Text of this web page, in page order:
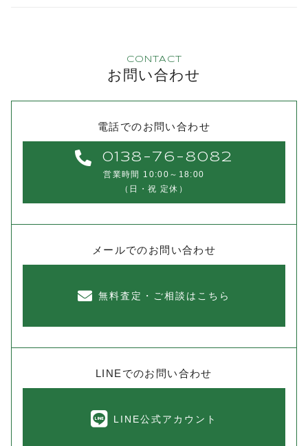
CONTACT
お問い合わせ
電話でのお問い合わせ
0138-76-8082
営業時間 10:00～18:00
（日・祝 定休）
メールでのお問い合わせ
無料査定・ご相談はこちら
LINEでのお問い合わせ
LINE公式アカウント